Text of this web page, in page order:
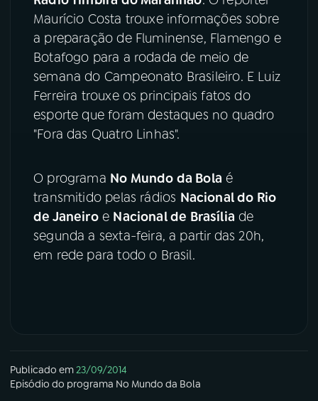
ACOMPANHE A RÁDIO NACIONAL
YouTube Facebook
Instagram X
TikTok
Maurício Costa trouxe informações sobre
a preparação de Fluminense, Flamengo e
Botafogo para a rodada de meio de
semana do Campeonato Brasileiro. E Luiz
Ferreira trouxe os principais fatos do
esporte que foram destaques no quadro
"Fora das Quatro Linhas".
O programa No Mundo da Bola é
transmitido pelas rádios Nacional do Rio
de Janeiroe Nacional de Brasília de
segunda a sexta-feira, a partir das 20h,
em rede para todo o Brasil.
Publicado em23/09/2014
Episódio do programa No Mundo da Bola